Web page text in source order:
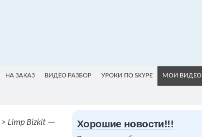
НА ЗАКАЗ ВИДЕО РАЗБОР УРОКИ ПО SKYPE МОИ ВИДЕО
> Limp Bizkit —
Хорошие новости!!!